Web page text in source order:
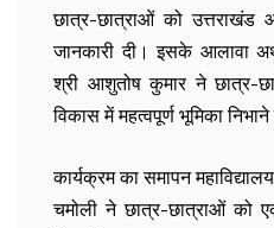
छात्र-छात्राओं को
जानकारी दी। इसके आलावा
श्री आशुतोष कुमार ने छात्र-
विकास में महत्वपूर्ण भूमिका
कार्यक्रम का समापन
चमोली ने छात्र-छात्राओं को